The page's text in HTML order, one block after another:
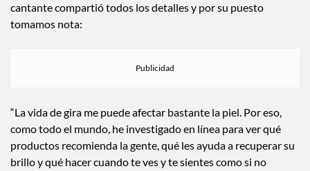
cantante compartió todos los detalles y por su puesto
tomamos nota:
“La vida de gira me puede afectar bastante la piel. Por eso,
como todo el mundo, he investigado en línea para ver qué
productos recomienda la gente, qué les ayuda a recuperar su
brillo y qué hacer cuando te ves y te sientes como si no